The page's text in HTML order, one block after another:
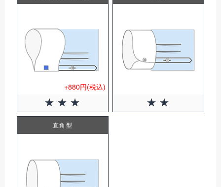
+880円(税込)
直角型